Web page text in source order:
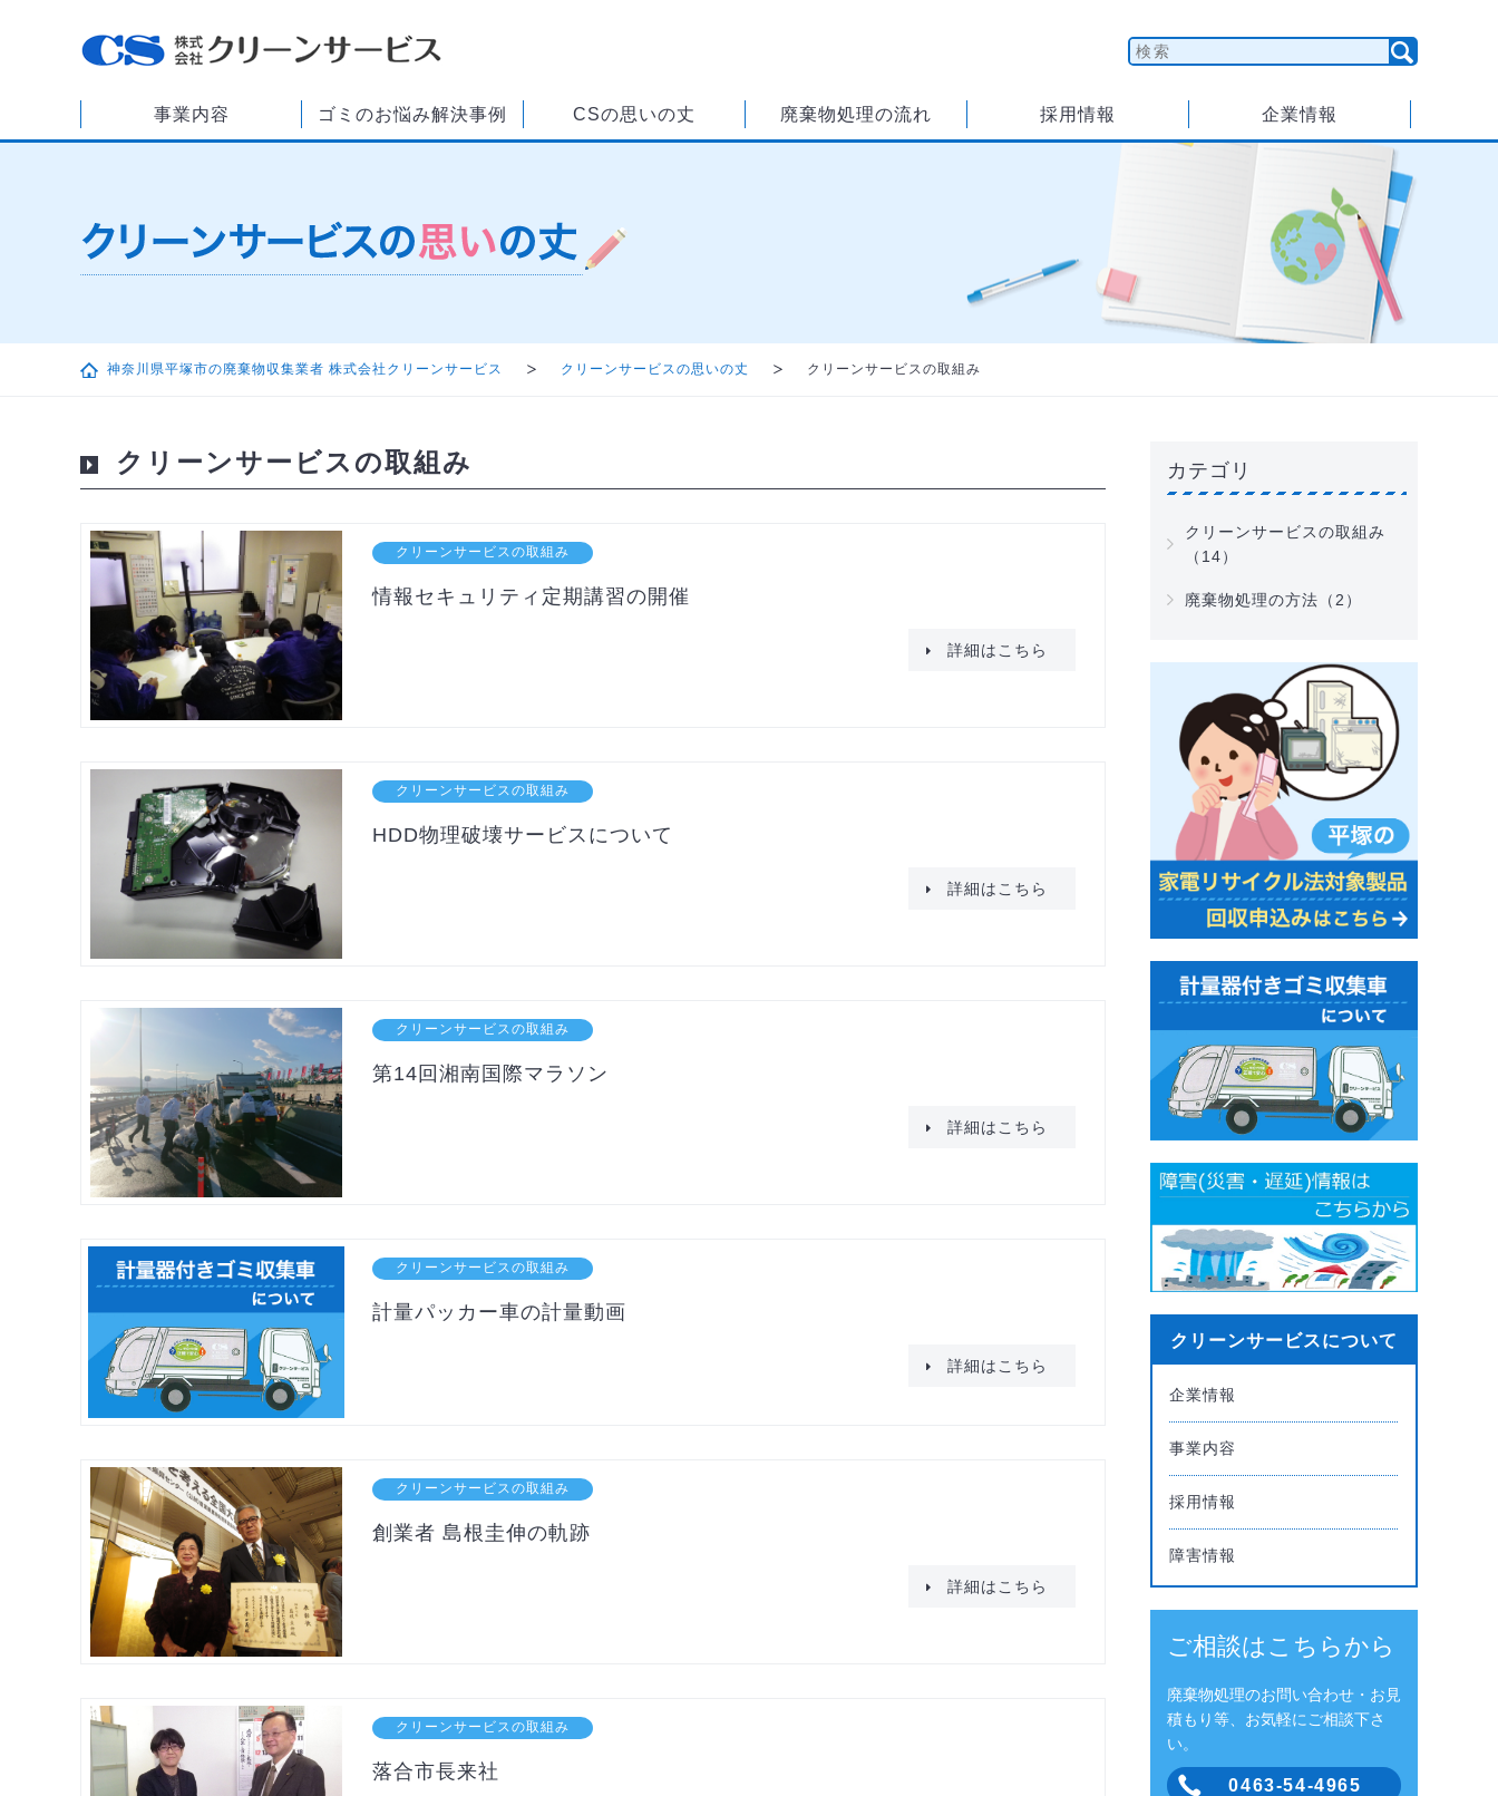
事業内容 ゴミのお悩み解決事例 CSの思いの丈 廃棄物処理の流れ 採用情報 企業情報
神奈川県平塚市の廃棄物収集業者 株式会社クリーンサービス クリーンサービスの思いの丈 クリーンサービスの取組み
クリーンサービスの取組み
クリーンサービスの取組み
情報セキュリティ定期講習の開催
詳細はこちら
クリーンサービスの取組み
HDD物理破壊サービスについて
詳細はこちら
クリーンサービスの取組み
第14回湘南国際マラソン
詳細はこちら
クリーンサービスの取組み
計量パッカー車の計量動画
詳細はこちら
クリーンサービスの取組み
創業者 島根圭伸の軌跡
詳細はこちら
クリーンサービスの取組み
落合市長来社
カテゴリ
クリーンサービスの取組み
（14）
廃棄物処理の方法（2）
クリーンサービスについて
企業情報
事業内容
採用情報
障害情報
ご相談はこちらから
廃棄物処理のお問い合わせ・お見
積もり等、お気軽にご相談下さ
い。
0463-54-4965